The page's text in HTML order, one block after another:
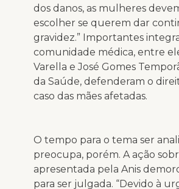
dos danos, as mulheres
escolher se querem dar
gravidez.” Importantes
comunidade médica, entre
Varella e José Gomes
da Saúde, defenderam o
caso das mães afetadas.
O tempo para o tema ser
preocupa, porém. A ação
apresentada pela Anis
para ser julgada. “Devido à